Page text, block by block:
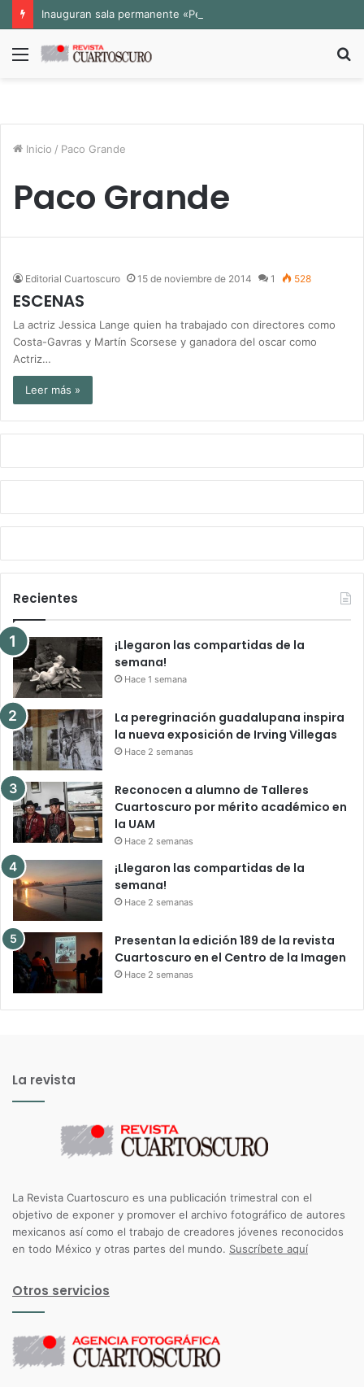
Menú
Inicio / Paco Grande
Paco Grande
Editorial Cuartoscuro 15 de noviembre de 2014 1 528
ESCENAS
La actriz Jessica Lange quien ha trabajado con directores como
Costa-Gavras y Martín Scorsese y ganadora del oscar como
Actriz…
Leer más »
Recientes
¡Llegaron las compartidas de la
semana!
Hace 1 semana
La peregrinación guadalupana inspira
la nueva exposición de Irving Villegas
Hace 2 semanas
Reconocen a alumno de Talleres
Cuartoscuro por mérito académico en
la UAM
Hace 2 semanas
¡Llegaron las compartidas de la
semana!
Hace 2 semanas
Presentan la edición 189 de la revista
Cuartoscuro en el Centro de la Imagen
Hace 2 semanas
La revista
La Revista Cuartoscuro es una publicación trimestral con el
objetivo de exponer y promover el archivo fotográfico de autores
mexicanos así como el trabajo de creadores jóvenes reconocidos
en todo México y otras partes del mundo. Suscríbete aquí
Otros servicios